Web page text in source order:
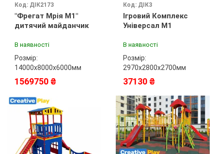
Код: ДІК2173
"Фрегат Мрія М1"
дитячий майданчик
В наявності
Розмір:
14000х8000х6000мм
1569750 ₴
Код: ДІК3
Ігровий Комплекс
Універсал М1
В наявності
Розмір:
2970х2800х2700мм
37130 ₴